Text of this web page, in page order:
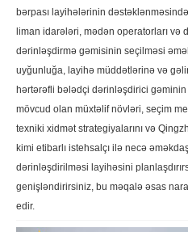
bərpası layihələrinin
liman idarələri, mədən operatorları və
dərinləşdirmə gəmisinin seçilməsi
uyğunluğa, layihə müddətlərinə və
hərtərəfli bələdçi dərinləşdirici
mövcud olan müxtəlif növləri, seçim
texniki xidmət strategiyalarını və
kimi etibarlı istehsalçı ilə necə
dərinləşdirilməsi layihəsini
genişləndirirsiniz, bu məqalə əsas
edir.